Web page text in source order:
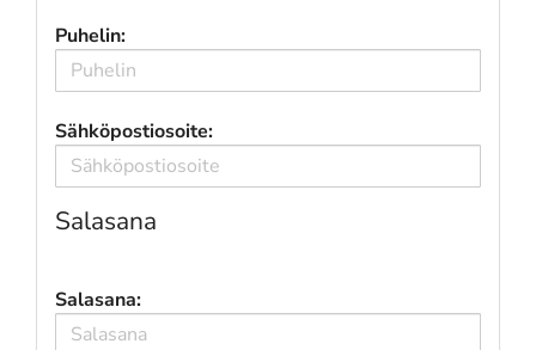
Puhelin:
Sähköpostiosoite:
Salasana
Salasana: